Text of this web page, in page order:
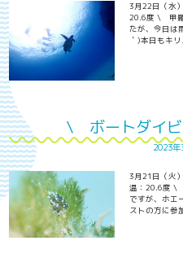
3月22日（水
20.6度 \ 甲羅
たが、今日は
｀)本日もキ
\ ボートダイ
2023年
3月21日（火
温：20.6度 \
ですが、ホエ
ストの方に